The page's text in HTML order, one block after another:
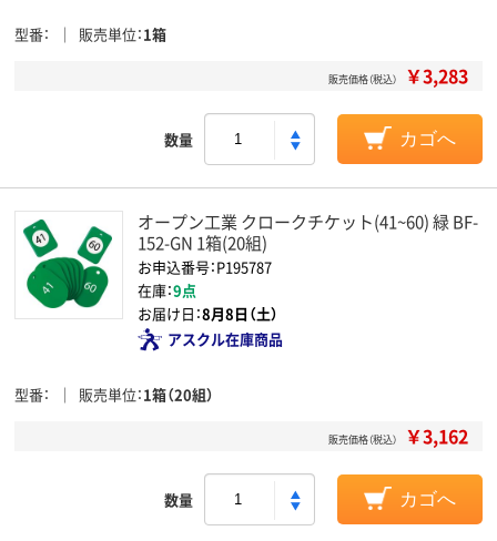
型番 販売単位 1箱
販売価格（税込） ￥3,283
数量 カゴへ
オープン工業 クロークチケット(41~60) 緑 BF-
152-GN 1箱(20組)
お申込番号：P195787
在庫：9点
お届け日：8月8日（土）
アスクル在庫商品
型番 販売単位 1箱（20組）
販売価格（税込） ￥3,162
数量 カゴへ